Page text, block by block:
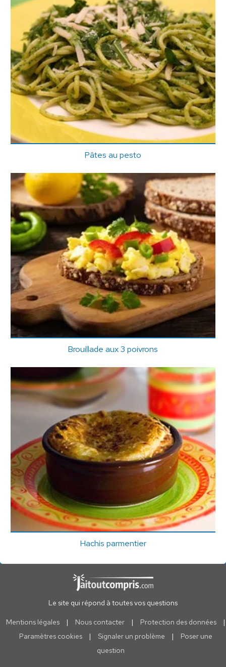
Pâtes au pesto
Brouillade aux 3 poivrons
Hachis parmentier
Le site qui répond à toutes vos questions
Mentions légales | Nous contacter | Protection des données
|
Paramètres cookies
| Signaler un problème |
Poser une
question